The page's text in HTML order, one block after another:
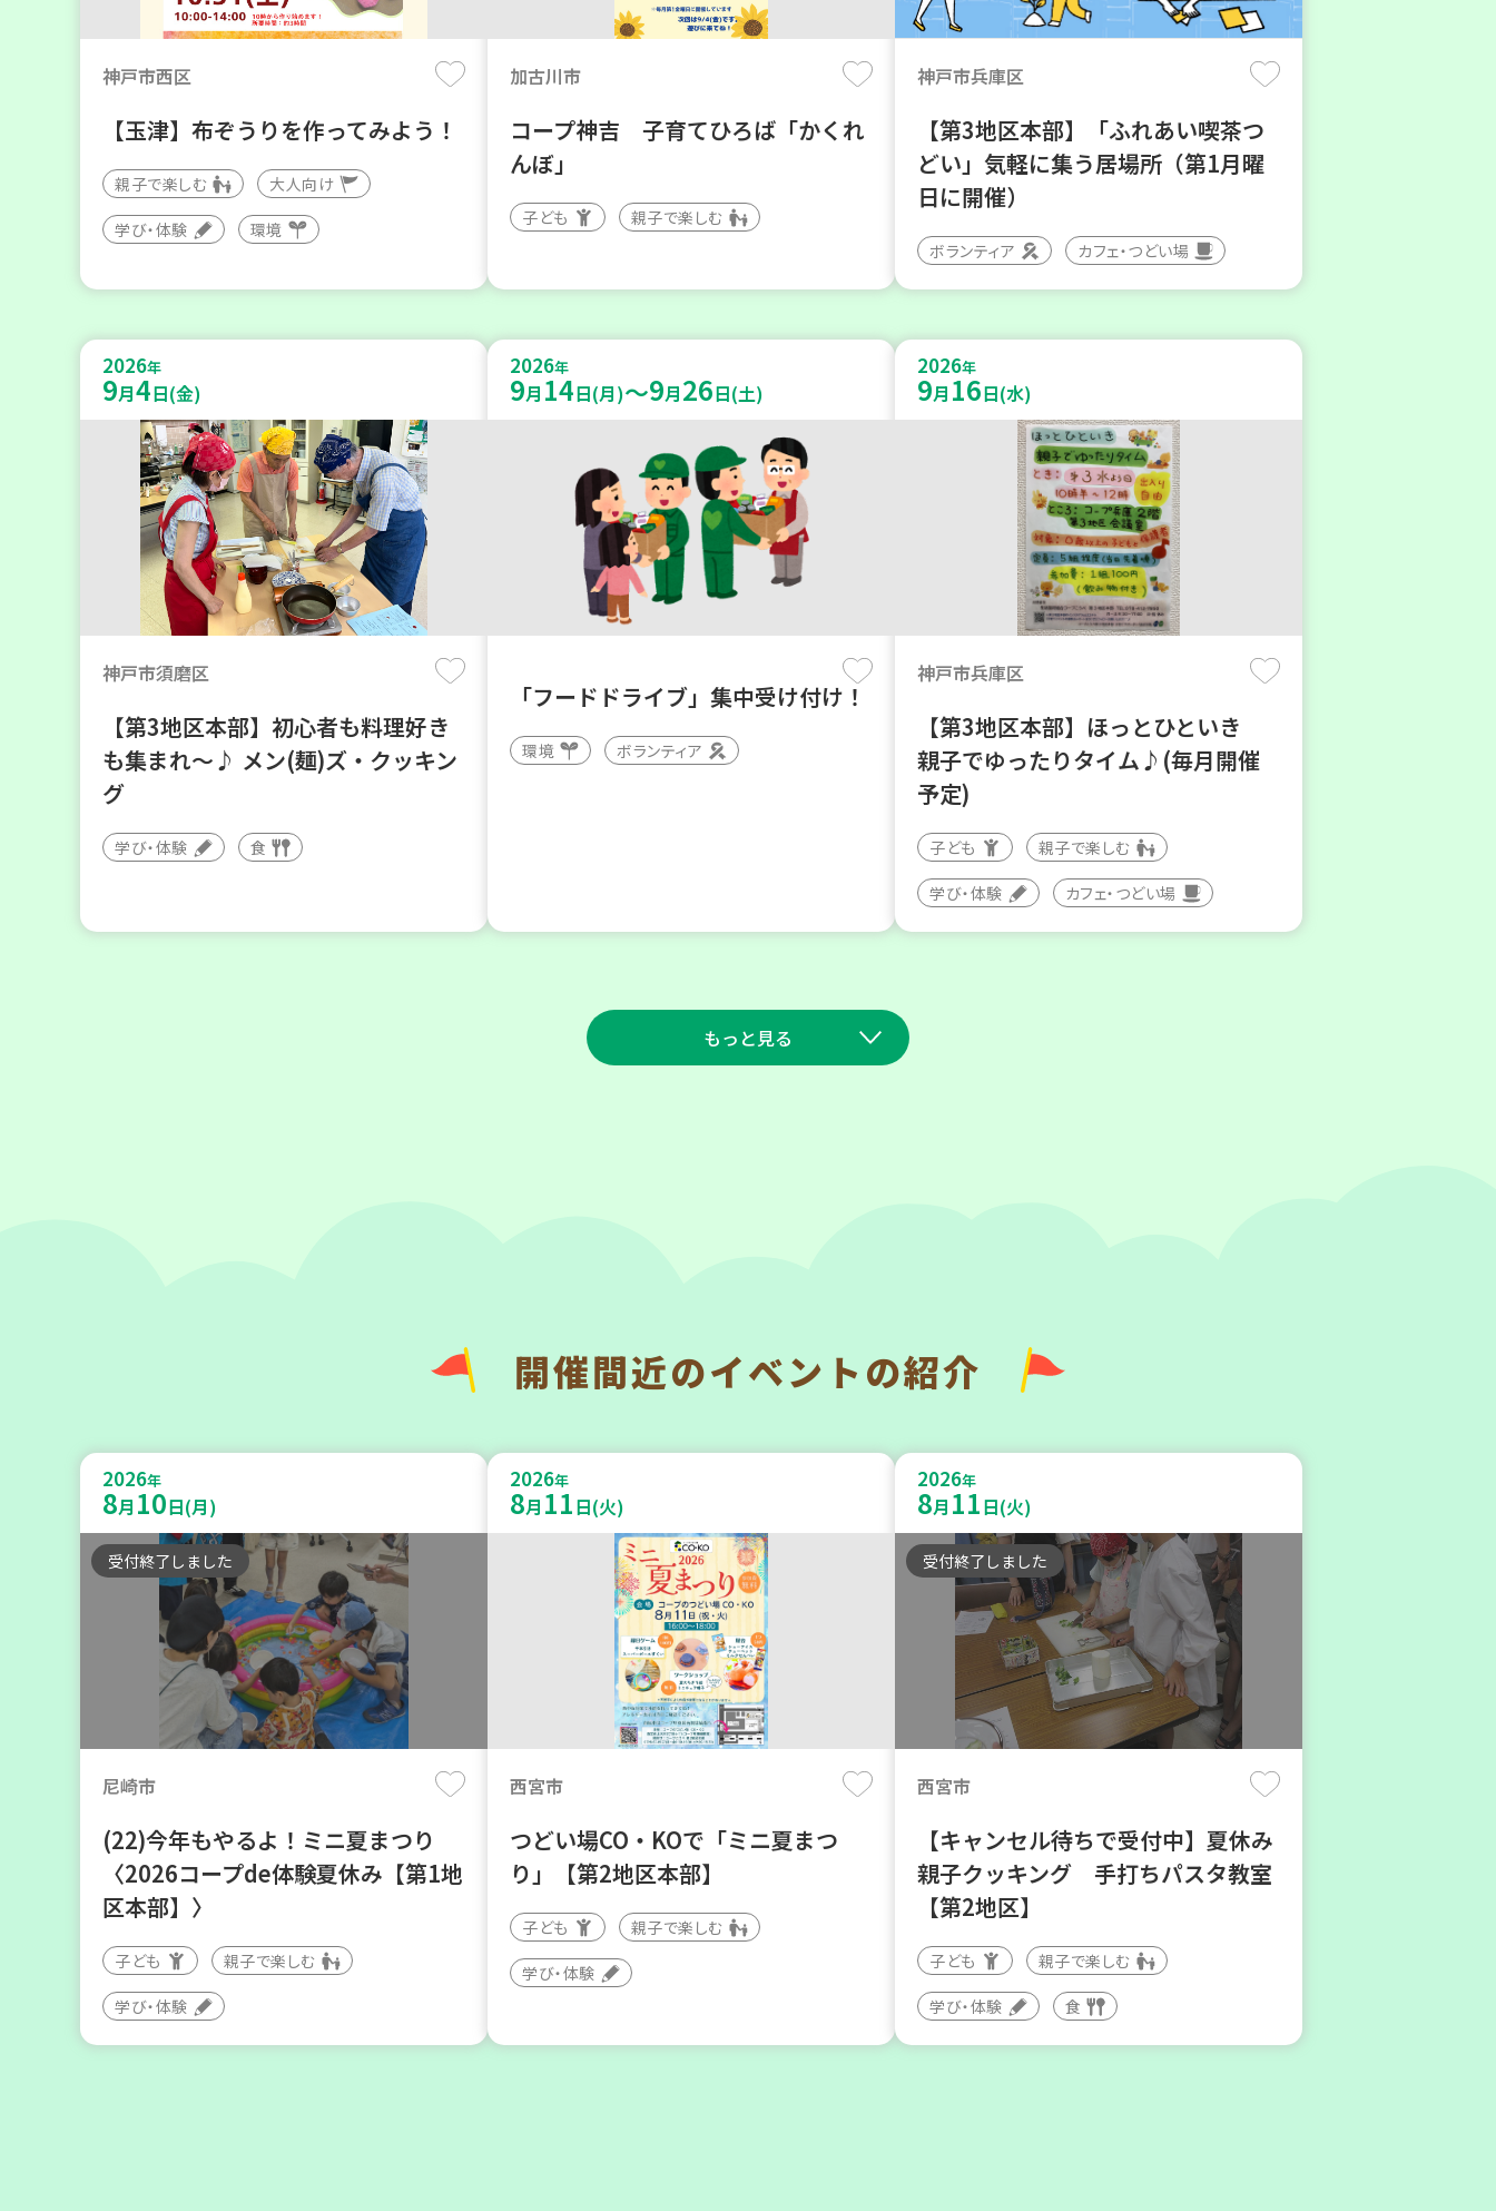
神戸市西区
【玉津】布ぞうりを作ってみよう！
親子で楽しむ 大人向け
学び・体験 環境
加古川市
コープ神吉 子育てひろば「かくれ
んぼ」
子ども 親子で楽しむ
神戸市兵庫区
【第3地区本部】「ふれあい喫茶つ
どい」気軽に集う居場所（第1月曜
日に開催）
ボランティア カフェ・つどい場
2026年
9月4日(金)
神戸市須磨区
【第3地区本部】初心者も料理好き
も集まれ～♪ メン(麺)ズ・クッキン
グ
学び・体験 食
2026年
9月 14日(月)～9月26日(土)
「フードドライブ」集中受け付け！
環境 ボランティア
2026年
9月 16日(水)
神戸市兵庫区
【第3地区本部】ほっとひといき
親子でゆったりタイム♪(毎月開催
予定)
子ども 親子で楽しむ
学び・体験 カフェ・つどい場
もっと見る
【第3地区本部】涼しい室内で遊ぼ
う♪ 親子で楽しい夏祭り
親子で楽しむ
神戸市東灘区
【第3地区本部】「ふれあいティー
ルームすみれ会」（毎月第2金曜
日）
カフェ・つどい場
神戸市兵庫区
【第3地区本部】こべっこBOSAI(ぼ
うさい)教室～かぞくで楽しくまなぼ
うさい～
学び・体験 平和・防災
年
日(木)
神戸市東灘区
【第3地区本部】住み慣れた地域で
日(木)
神戸市東灘区
【第3地区本部】地域のつどい場で
年
27日(木)
神戸市兵庫区
【第3地区本部】住み慣れた地域で
開催間近のイベントの紹介
2026年
8月 10日(月)
受付終了しました
尼崎市
(22)今年もやるよ！ミニ夏まつり
〈2026コープde体験夏休み【第1地
区本部】〉
子ども 親子で楽しむ
学び・体験
2026年
8月 11日(火)
西宮市
つどい場CO・KOで「ミニ夏まつ
り」【第2地区本部】
子ども 親子で楽しむ
学び・体験
2026年
8月 11日(火)
受付終了しました
西宮市
【キャンセル待ちで受付中】夏休み
親子クッキング 手打ちパスタ教室
【第2地区】
子ども 親子で楽しむ
学び・体験 食